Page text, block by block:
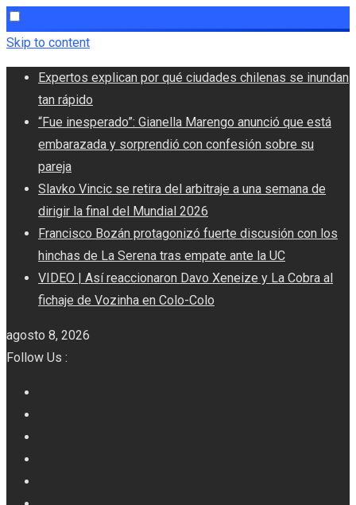
Skip to content
Expertos explican por qué ciudades chilenas se inundan
tan rápido
“Fue inesperado”: Gianella Marengo anunció que está
embarazada y sorprendió con confesión sobre su
pareja
Slavko Vincic se retira del arbitraje a una semana de
dirigir la final del Mundial 2026
Francisco Bozán protagonizó fuerte discusión con los
hinchas de La Serena tras empate ante la UC
VIDEO | Así reaccionaron Davo Xeneize y La Cobra al
fichaje de Vozinha en Colo-Colo
agosto 8, 2026
Follow Us :